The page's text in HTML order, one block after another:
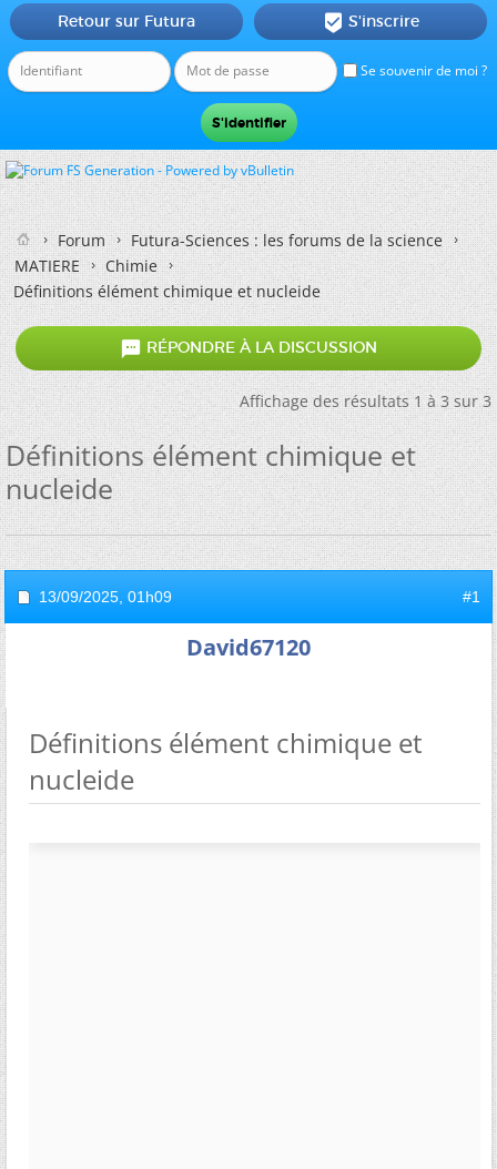
Se souvenir de moi ?
Retour sur Futura  S'inscrire
Forum
Futura-Sciences : les forums de la science
MATIERE
Chimie
Définitions élément chimique et nucleide
 RÉPONDRE À LA DISCUSSION
Affichage des résultats 1 à 3 sur 3
Définitions élément chimique et
nucleide
13/09/2025, 01h09 #1
David67120
Définitions élément chimique et
nucleide